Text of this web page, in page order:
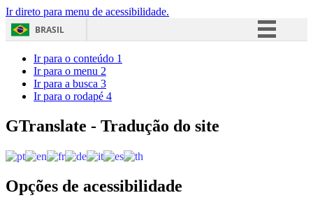
Ir direto para menu de acessibilidade.
BRASIL
Acesso à informação
Ir para o conteúdo 1
Ir para o menu 2
Ir para a busca 3
Ir para o rodapé 4
GTranslate - Tradução do site
Opções de acessibilidade